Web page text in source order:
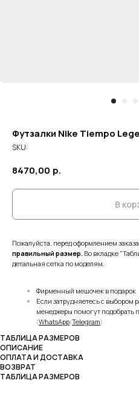
Футзалки Nike Tiempo
SKU:
8470,00 р.
В
Пожалуйста, перед оформлением заказа
правильный размер. Во вкладке
детальная сетка по моделям.
Фирменный мешочек в подарок
Если затрудняетесь с
менеджеры помогут подобрать
(WhatsApp/Telegram)
ТАБЛИЦА РАЗМЕРОВ
ОПИСАНИЕ
ОПЛАТА И ДОСТАВКА
ВОЗВРАТ
ТАБЛИЦА РАЗМЕРОВ